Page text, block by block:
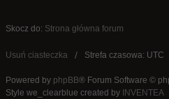
Skocz do: Strona główna forum
Usuń ciasteczka Strefa czasowa: UTC
Powered by phpBB® Forum Software ©
Style we_clearblue created by INVENTEA